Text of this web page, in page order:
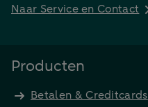
Naar Service en Contact
Producten
Betalen & Creditcards